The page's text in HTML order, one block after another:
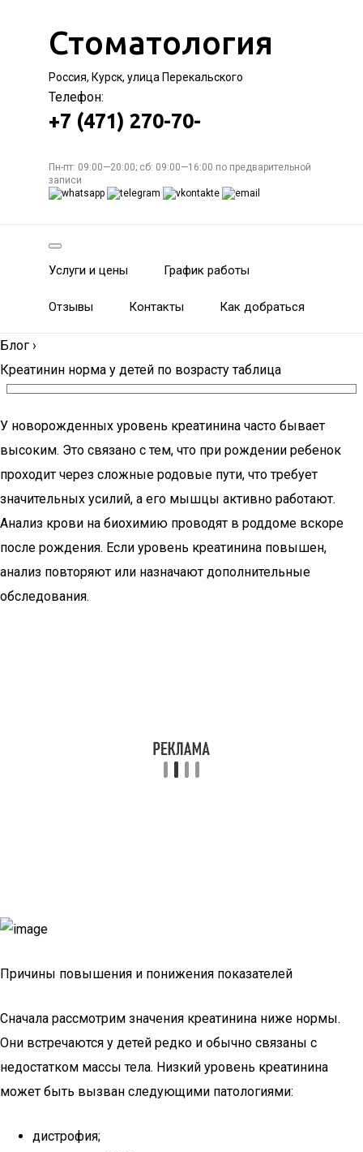
Стоматология
Россия, Курск, улица Перекальского
Телефон:
+7 (471) 270-70-
Пн-пт: 09:00—20:00; сб: 09:00—16:00 по предварительной
записи
Услуги и цены График работы
Отзывы Контакты Как добраться
Блог ›
Креатинин норма у детей по возрасту таблица
У новорожденных уровень креатинина часто бывает
высоким. Это связано с тем, что при рождении ребенок
проходит через сложные родовые пути, что требует
значительных усилий, а его мышцы активно работают.
Анализ крови на биохимию проводят в роддоме вскоре
после рождения. Если уровень креатинина повышен,
анализ повторяют или назначают дополнительные
обследования.
Причины повышения и понижения показателей
Сначала рассмотрим значения креатинина ниже нормы.
Они встречаются у детей редко и обычно связаны с
недостатком массы тела. Низкий уровень креатинина
может быть вызван следующими патологиями:
дистрофия;